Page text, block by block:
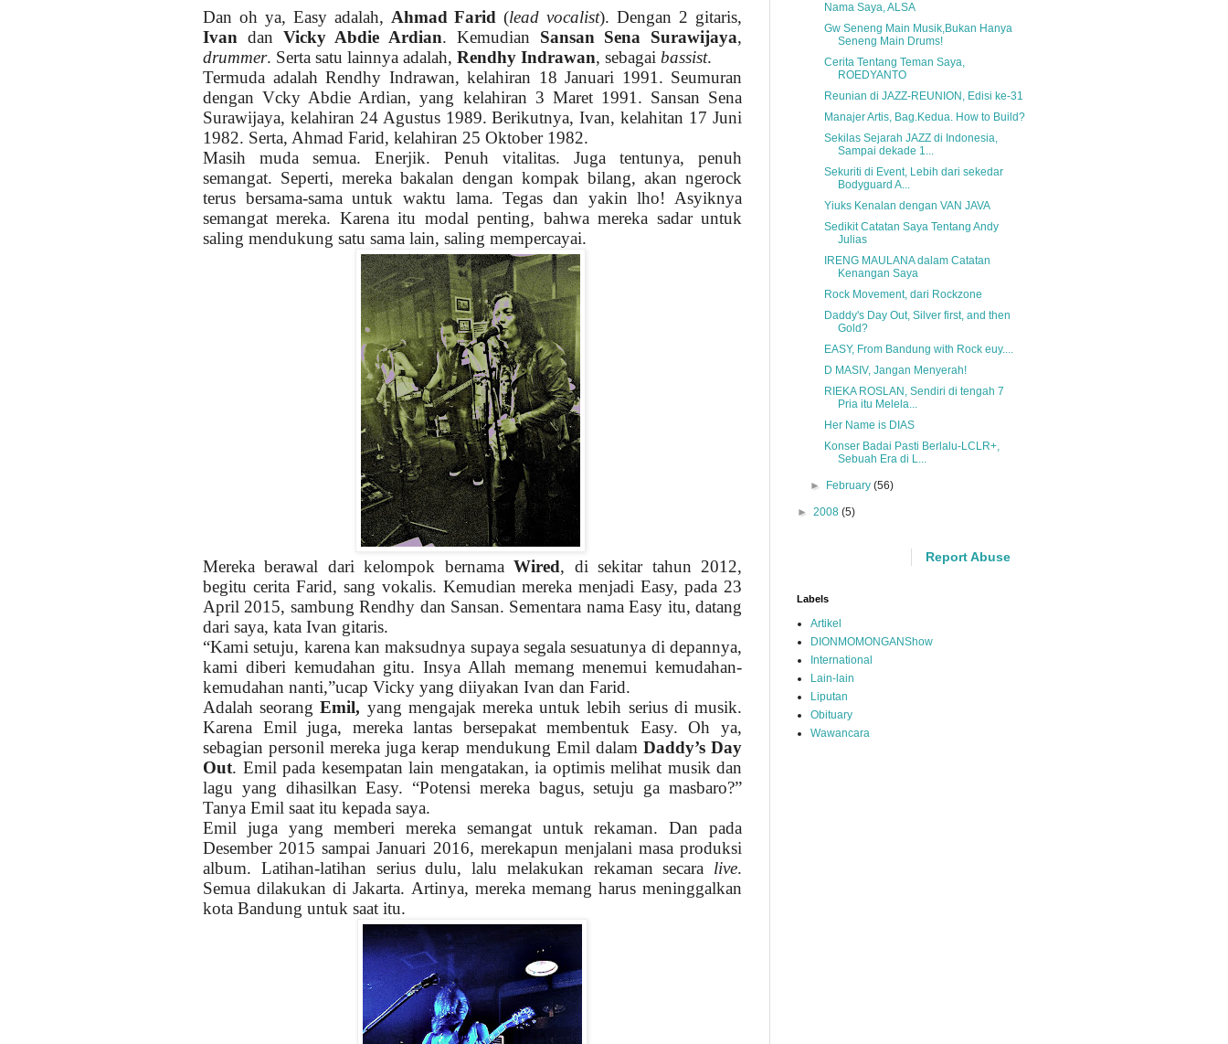
Dan oh ya, Easy adalah, Ahmad Farid (lead vocalist). Dengan 2 gitaris,
Ivan dan Vicky Abdie Ardian. Kemudian Sansan Sena Surawijaya,
drummer. Serta satu lainnya adalah, Rendhy Indrawan, sebagai bassist.
Termuda adalah Rendhy Indrawan, kelahiran 18 Januari 1991. Seumuran
dengan Vcky Abdie Ardian, yang kelahiran 3 Maret 1991. Sansan Sena
Surawijaya, kelahiran 24 Agustus 1989. Berikutnya, Ivan, kelahitan 17 Juni
1982. Serta, Ahmad Farid, kelahiran 25 Oktober 1982.
Masih muda semua. Enerjik. Penuh vitalitas. Juga tentunya, penuh
semangat. Seperti, mereka bakalan dengan kompak bilang, akan ngerock
terus bersama-sama untuk waktu lama. Tegas dan yakin lho! Asyiknya
semangat mereka. Karena itu modal penting, bahwa mereka sadar untuk
saling mendukung satu sama lain, saling mempercayai.
Mereka berawal dari kelompok bernamaWired, di sekitar tahun 2012,
begitu cerita Farid, sang vokalis. Kemudian mereka menjadi Easy, pada 23
April 2015, sambung Rendhy dan Sansan. Sementara nama Easy itu, datang
dari saya, kata Ivan gitaris.
“Kami setuju, karena kan maksudnya supaya segala sesuatunya di depannya,
kami diberi kemudahan gitu. Insya Allah memang menemui kemudahan-
kemudahan nanti,”ucap Vicky yang diiyakan Ivan dan Farid.
Adalah seorangEmil, yang mengajak mereka untuk lebih serius di musik.
Karena Emil juga, mereka lantas bersepakat membentuk Easy. Oh ya,
sebagian personil mereka juga kerap mendukung Emil dalam Daddy’s Day
Out. Emil pada kesempatan lain mengatakan, ia optimis melihat musik dan
lagu yang dihasilkan Easy. “Potensi mereka bagus, setuju ga masbaro?”
Tanya Emil saat itu kepada saya.
Emil juga yang memberi mereka semangat untuk rekaman. Dan pada
Desember 2015 sampai Januari 2016, merekapun menjalani masa produksi
album. Latihan-latihan serius dulu, lalu melakukan rekaman secara live.
Semua dilakukan di Jakarta. Artinya, mereka memang harus meninggalkan
kota Bandung untuk saat itu.
Nama Saya, ALSA
Gw Seneng Main Musik,Bukan Hanya
Seneng Main Drums!
Cerita Tentang Teman Saya,
ROEDYANTO
Reunian di JAZZ-REUNION, Edisi ke-31
Manajer Artis, Bag.Kedua. How to Build?
Sekilas Sejarah JAZZ di Indonesia,
Sampai dekade 1...
Sekuriti di Event, Lebih dari sekedar
Bodyguard A...
Yiuks Kenalan dengan VAN JAVA
Sedikit Catatan Saya Tentang Andy
Julias
IRENG MAULANA dalam Catatan
Kenangan Saya
Rock Movement, dari Rockzone
Daddy's Day Out, Silver first, and then
Gold?
EASY, From Bandung with Rock euy....
D MASIV, Jangan Menyerah!
RIEKA ROSLAN, Sendiri di tengah 7
Pria itu Melela...
Her Name is DIAS
Konser Badai Pasti Berlalu-LCLR+,
Sebuah Era di L...
► February(56)
► 2008 (5)
Report Abuse
Labels
Artikel
DIONMOMONGANShow
International
Lain-lain
Liputan
Obituary
Wawancara